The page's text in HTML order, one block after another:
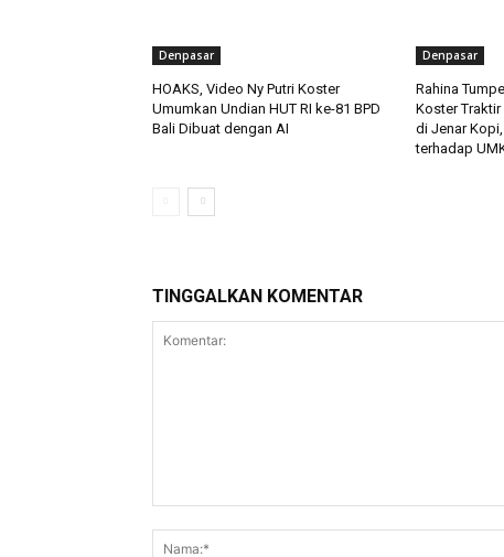
Denpasar
HOAKS, Video Ny Putri Koster
Umumkan Undian HUT RI ke-81 BPD
Bali Dibuat dengan AI
Denpasar
Rahina
Koster Traktir
di Jenar
terhadap
TINGGALKAN KOMENTAR